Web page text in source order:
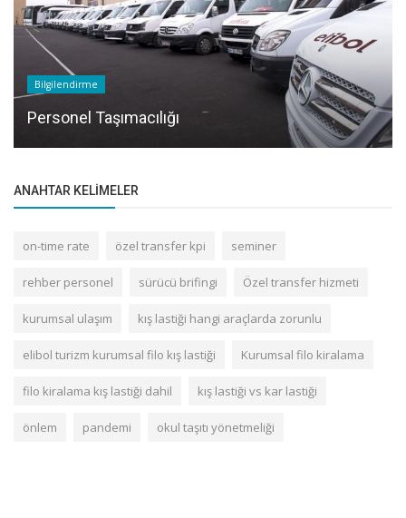
Bilgilendirme
Personel Taşımacılığı
ANAHTAR KELIMELER
on-time rate özel transfer kpi seminer
rehber personel sürücü brifingi Özel transfer hizmeti
kurumsal ulaşım kış lastiği hangi araçlarda zorunlu
elibol turizm kurumsal filo kış lastiği Kurumsal filo kiralama
filo kiralama kış lastiği dahil kış lastiği vs kar lastiği
önlem pandemi okul taşıtı yönetmeliği